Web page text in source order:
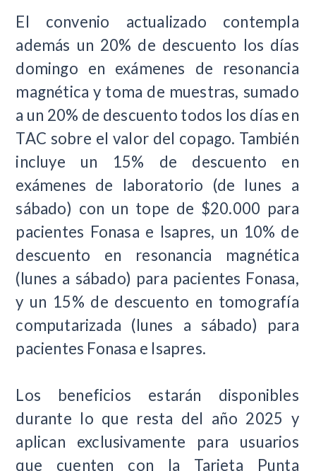
El convenio actualizado contempla
además un 20% de descuento los días
domingo en exámenes de resonancia
magnética y toma de muestras, sumado
a un 20% de descuento todos los días en
TAC sobre el valor del copago. También
incluye un 15% de descuento en
exámenes de laboratorio (de lunes a
sábado) con un tope de $20.000 para
pacientes Fonasa e Isapres, un 10% de
descuento en resonancia magnética
(lunes a sábado) para pacientes Fonasa,
y un 15% de descuento en tomografía
computarizada (lunes a sábado) para
pacientes Fonasa e Isapres.
Los beneficios estarán disponibles
durante lo que resta del año 2025 y
aplican exclusivamente para usuarios
que cuenten con la Tarjeta Punta